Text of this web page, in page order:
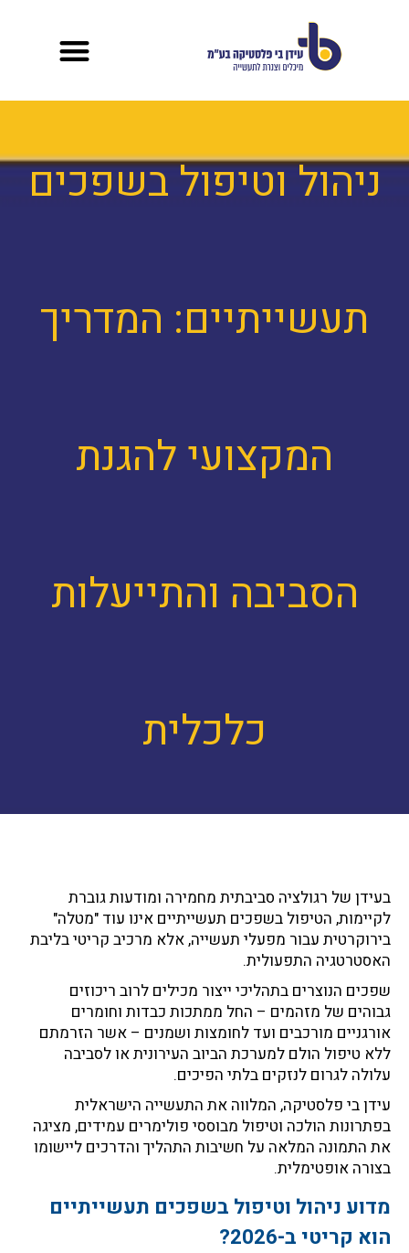
ניהול וטיפול בשפכים
תעשייתיים: המדריך
המקצועי להגנת
הסביבה והתייעלות
כלכלית
בעידן של רגולציה סביבתית מחמירה ומודעות גוברת
לקיימות, הטיפול בשפכים תעשייתיים אינו עוד "מטלה"
בירוקרטית עבור מפעלי תעשייה, אלא מרכיב קריטי בליבת
האסטרטגיה התפעולית.
שפכים הנוצרים בתהליכי ייצור מכילים לרוב ריכוזים
גבוהים של מזהמים – החל ממתכות כבדות וחומרים
אורגניים מורכבים ועד לחומצות ושמנים – אשר הזרמתם
ללא טיפול הולם למערכת הביוב העירונית או לסביבה
עלולה לגרום לנזקים בלתי הפיכים.
עידן בי פלסטיקה, המלווה את התעשייה הישראלית
בפתרונות הולכה וטיפול מבוססי פולימרים עמידים, מציגה
את התמונה המלאה על חשיבות התהליך והדרכים ליישומו
בצורה אופטימלית.
מדוע ניהול וטיפול בשפכים תעשייתיים
הוא קריטי ב-2026?